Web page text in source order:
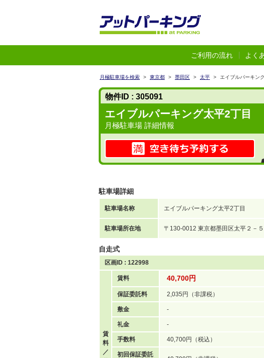
ご利用の流れ よく
月極駐車場を検索 > 東京都 > 墨田区 > 太平 > エイブルパーキン
物件ID : 305091
エイブルパーキング太平2丁目
月極駐車場 詳細情報
駐車場詳細
駐車場名称 エイブルパーキング太平2丁目
駐車場所在地 〒130-0012 東京都墨田区太平２－５
自走式
区画ID : 122998
賃
料
／
賃料 40,700円
保証委託料 2,035円（非課税）
敷金 -
礼金 -
手数料 40,700円（税込）
初回保証委託